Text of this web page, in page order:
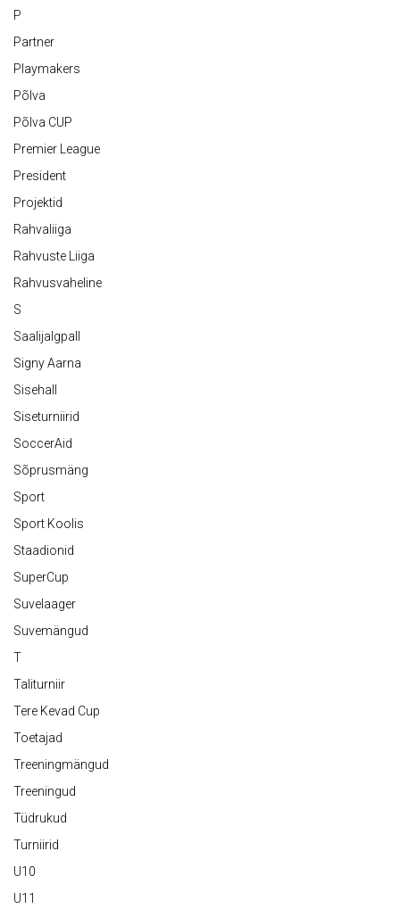
P
Partner
Playmakers
Põlva
Põlva CUP
Premier League
President
Projektid
Rahvaliiga
Rahvuste Liiga
Rahvusvaheline
S
Saalijalgpall
Signy Aarna
Sisehall
Siseturniirid
SoccerAid
Sõprusmäng
Sport
Sport Koolis
Staadionid
SuperCup
Suvelaager
Suvemängud
T
Taliturniir
Tere Kevad Cup
Toetajad
Treeningmängud
Treeningud
Tüdrukud
Turniirid
U10
U11